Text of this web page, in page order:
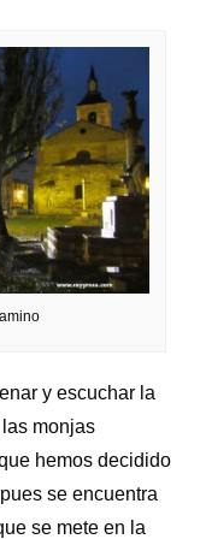
y escuchar la
monjas
hemos decidido
se encuentra
se mete en la